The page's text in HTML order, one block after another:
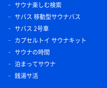
サウナ楽しむ検索
サバス 移動型サウナバス
サバス 2号車
カプセルトイ サウナキット
サウナの時間
泊まってサウナ
銭湯サ活